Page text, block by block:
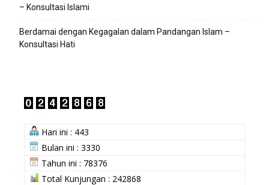
– Konsultasi Islami
Berdamai dengan Kegagalan dalam Pandangan Islam –
Konsultasi Hati
Hari ini : 443
Bulan ini : 3330
Tahun ini : 78376
Total Kunjungan : 242868